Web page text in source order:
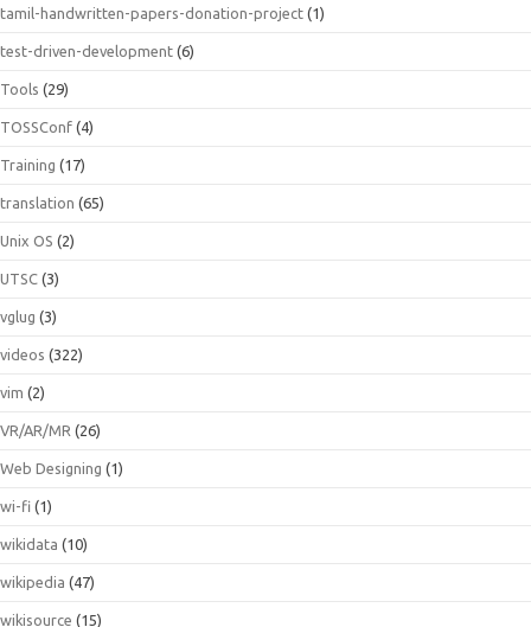
tamil-handwritten-papers-donation-project (1)
test-driven-development (6)
Tools (29)
TOSSConf (4)
Training (17)
translation (65)
Unix OS (2)
UTSC (3)
vglug (3)
videos (322)
vim (2)
VR/AR/MR (26)
Web Designing (1)
wi-fi (1)
wikidata (10)
wikipedia (47)
wikisource (15)